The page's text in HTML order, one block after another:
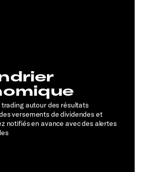
autour des résultats
versements de dividendes et
notifiés en avance avec des alertes